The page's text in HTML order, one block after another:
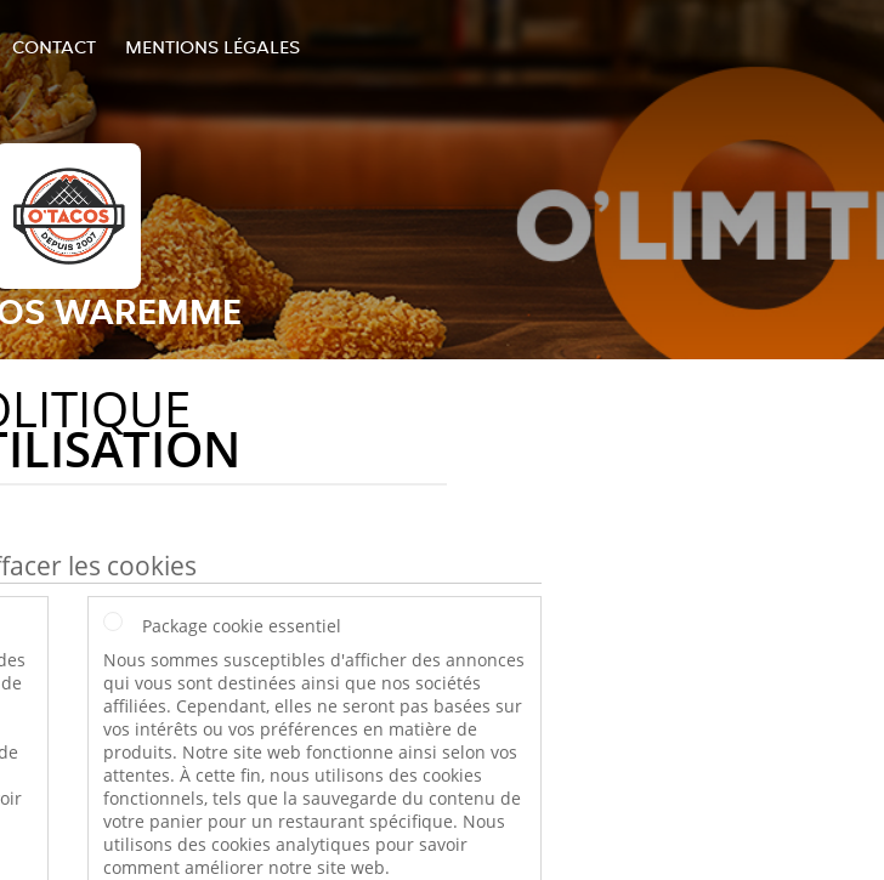
CONTACT MENTIONS LÉGALES
WAREMME
les cookies
Package cookie essentiel
Nous sommes susceptibles d'afficher des annonces
qui vous sont destinées ainsi que nos sociétés
affiliées. Cependant, elles ne seront pas basées sur
vos intérêts ou vos préférences en matière de
produits. Notre site web fonctionne ainsi selon vos
attentes. À cette fin, nous utilisons des cookies
fonctionnels, tels que la sauvegarde du contenu de
votre panier pour un restaurant spécifique. Nous
utilisons des cookies analytiques pour savoir
comment améliorer notre site web.